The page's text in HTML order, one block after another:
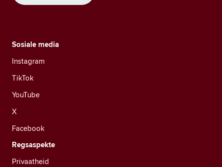
Sosiale media
Instagram
TikTok
YouTube
X
Facebook
Regsaspekte
Privaatheid